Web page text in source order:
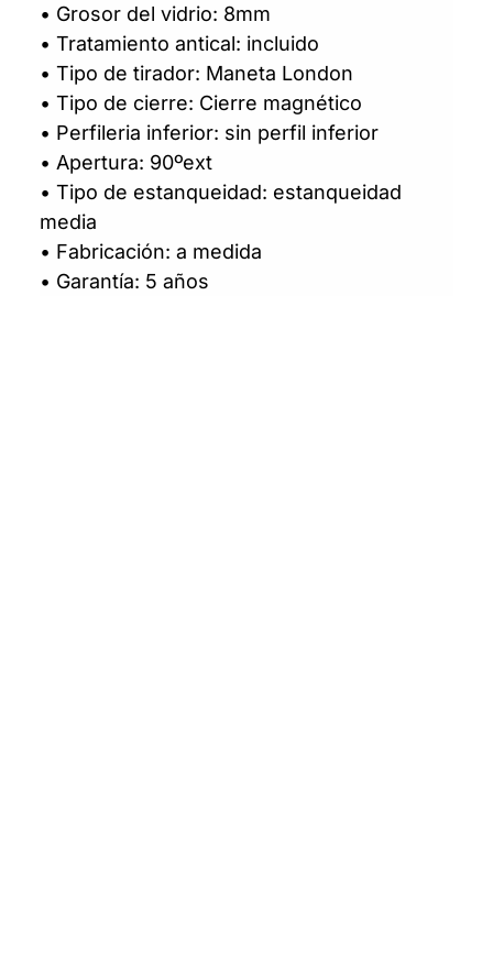
• Grosor del vidrio: 8mm
• Tratamiento antical: incluido
• Tipo de tirador: Maneta London
• Tipo de cierre: Cierre magnético
• Perfileria inferior: sin perfil inferior
• Apertura: 90ºext
• Tipo de estanqueidad: estanqueidad
media
• Fabricación: a medida
• Garantía: 5 años